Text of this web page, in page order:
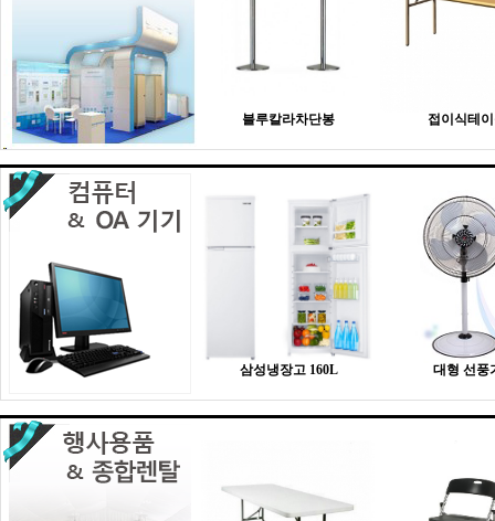
블루칼라차단봉 접이식테
삼성냉장고 160L 대형 선풍